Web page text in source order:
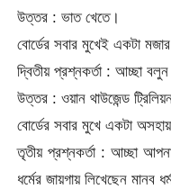
উত্তর : ভাত খেতে।
বোর্ডের সবার মুখেই একটা
দ্বিতীয় প্রশ্নকর্তা : আচ্ছা
উত্তর : ওয়ান থাউজেন্ড
বোর্ডের সবার মুখে একটা
তৃতীয় প্রশ্নকর্তা : আচ্ছা
ধর্মের জায়গায় লিখেছেন মানব